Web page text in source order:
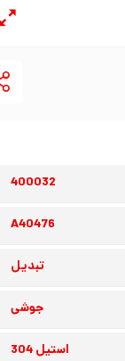
400032
A40476
تبدیل
جوشی
استیل 304